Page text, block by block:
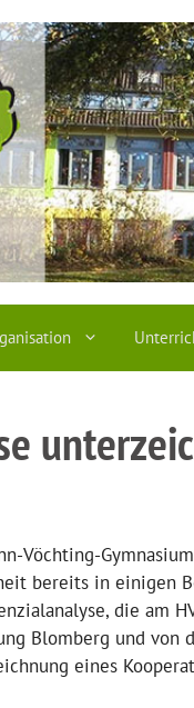
Vöchting-
bereits in einigen
die am
Blomberg und von
eines